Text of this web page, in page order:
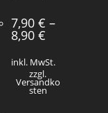
7,90 € –
8,90 €
inkl. MwSt.
zzgl.
Versandko
sten